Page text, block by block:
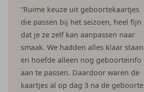
“Ruime keuze uit geboortekaartjes
die passen bij het seizoen, heel fijn
dat je ze zelf kan aanpassen naar
smaak. We hadden alles klaar staan
en hoefde alleen nog geboorteinfo
aan te passen. Daardoor waren de
kaartjes al op dag 3 na de geboorte